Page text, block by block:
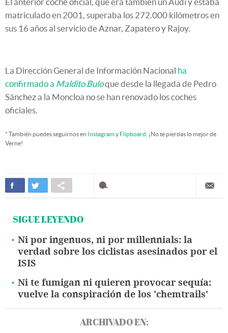
El anterior coche oficial, que era también un Audi y estaba
matriculado en 2001, superaba los 272.000 kilómetros en
sus 16 años al servicio de Aznar, Zapatero y Rajoy.
La Dirección General de Información Nacional ha
confirmado a Maldito Buloque desde la llegada de Pedro
Sánchez a la Moncloa no se han renovado los coches
oficiales.
* También puedes seguirnos en Instagramy Flipboard . ¡No te pierdas lo mejor de
Verne!
SIGUE LEYENDO
Ni por ingenuos, ni por millennials: la
verdad sobre los ciclistas asesinados por el
ISIS
Ni te fumigan ni quieren provocar sequía:
vuelve la conspiración de los 'chemtrails'
ARCHIVADO EN: